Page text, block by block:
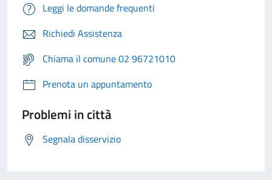
Leggi le domande frequenti
Richiedi Assistenza
Chiama il comune 02 96721010
Prenota un appuntamento
Problemi in città
Segnala disservizio